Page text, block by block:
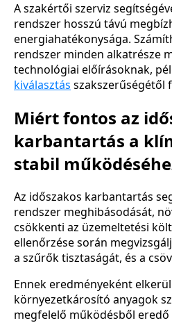
A szakértői szerviz
rendszer hosszú távú
energiahatékonysága.
rendszer minden alkatrésze
technológiai előírásoknak,
kiválasztás szakszerűségétől
Miért fontos az
karbantartás a
stabil
Az időszakos karbantartás
rendszer meghibásodását,
csökkenti az üzemeltetési
ellenőrzése során
a szűrők tisztaságát, és a
Ennek eredményeként
környezetkárosító anyagok
megfelelő működésből